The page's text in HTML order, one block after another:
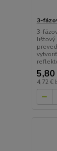
3-
3-
lištový
5,80
4,72 €